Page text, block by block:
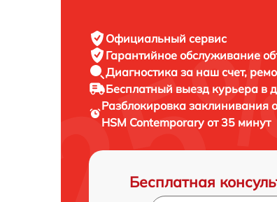
Официальный сервис
Гарантийное обслуживание
Диагностика за наш счет,
Бесплатный выезд курьера в
Разблокировка заклинивания
HSM Contemporary от 35 минут
Бесплатная